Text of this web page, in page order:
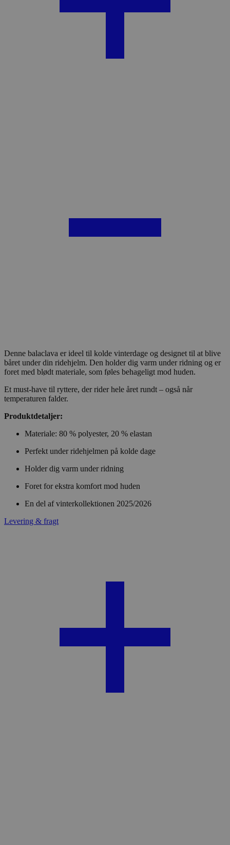
Denne balaclava er ideel til kolde vinterdage og designet til at blive
båret under din ridehjelm. Den holder dig varm under ridning og er
foret med blødt materiale, som føles behageligt mod huden.
Et must-have til ryttere, der rider hele året rundt – også når
temperaturen falder.
Produktdetaljer:
Materiale: 80 % polyester, 20 % elastan
Perfekt under ridehjelmen på kolde dage
Holder dig varm under ridning
Foret for ekstra komfort mod huden
En del af vinterkollektionen 2025/2026
Levering & fragt